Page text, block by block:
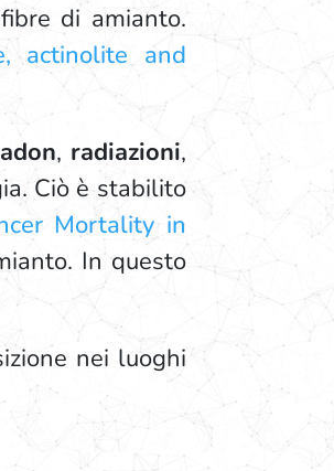
di amianto.
actinolite and
, radiazioni,
Ciò è stabilito
Mortality in
In questo
nei luoghi